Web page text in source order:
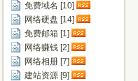
免费域名 [10]
网络硬盘 [14]
免费邮箱 [1]
网络赚钱 [2]
网络相册 [7]
建站资源 [9]